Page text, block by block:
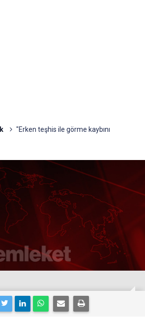
"Erken teşhis ile görme kaybını